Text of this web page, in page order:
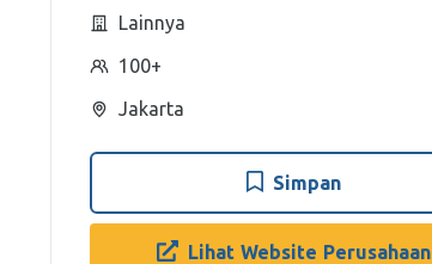
Lainnya
100+
Jakarta
Simpan
Lihat Website Perusahaan